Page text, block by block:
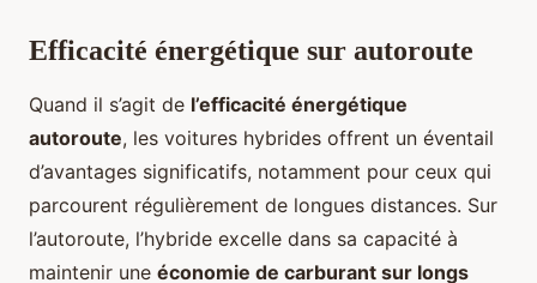
Efficacité énergétique sur autoroute
Quand il s’agit de l’efficacité énergétique
autoroute, les voitures hybrides offrent un éventail
d’avantages significatifs, notamment pour ceux qui
parcourent régulièrement de longues distances. Sur
l’autoroute, l’hybride excelle dans sa capacité à
maintenir une économie de carburant sur longs